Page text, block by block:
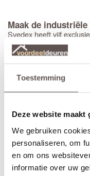
Toestemming
Deze website maakt
We gebruiken
personaliseren, om
en om ons
informatie over uw
Maak de
Svedex heeft vijf
zijn ontworpen voor de
bestellen selecteer je
brons of RVS, waarna
juiste krukgatboring.
Heb je eenstompe deur
ontwikkelde
maar worden op de
inkepingen). De
voorkomt
Bestel je eenopdekdeur